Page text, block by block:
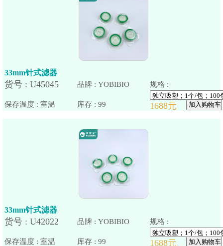
33mm针式滤器
品牌 : YOBIBIO 规格 :
保存温度 : 室温
33mm针式滤器
品牌 : YOBIBIO 规格 :
保存温度 : 室温